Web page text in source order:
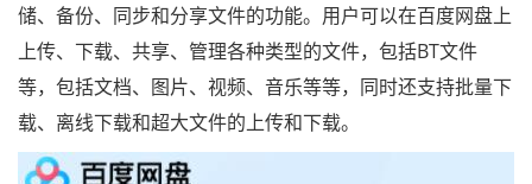
储、备份、同步和分享文件的功能。用户可以在百度网盘上
上传、下载、共享、管理各种类型的文件，包括BT文件
等，包括文档、图片、视频、音乐等等，同时还支持批量下
载、离线下载和超大文件的上传和下载。